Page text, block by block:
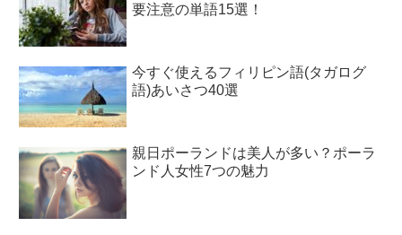
要注意の単語15選！
今すぐ使えるフィリピン語(タガログ
語)あいさつ40選
親日ポーランドは美人が多い？ポーラ
ンド人女性7つの魅力